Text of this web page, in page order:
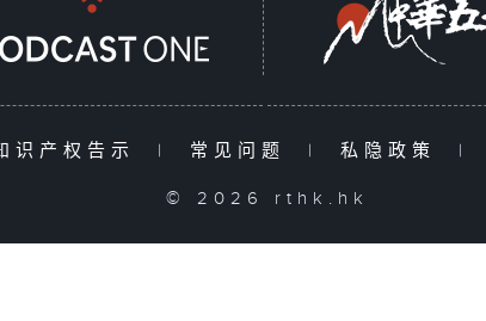
识产权告示 | 常见问题 | 私隐政策 |
© 2026 rthk.hk